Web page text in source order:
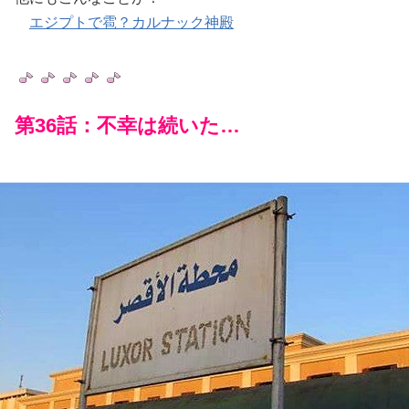
エジプトで雹？カルナック神殿
第36話：不幸は続いた…